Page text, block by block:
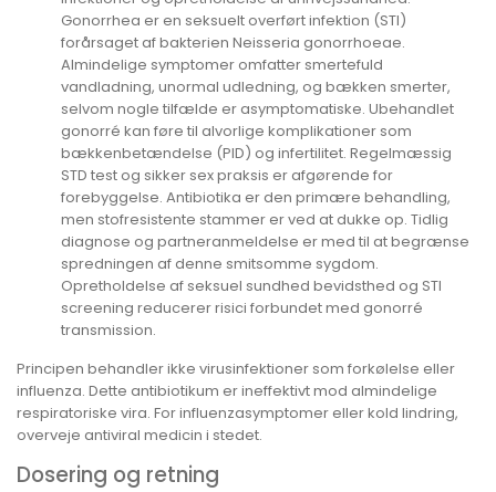
Gonorrhea er en seksuelt overført infektion (STI)
forårsaget af bakterien Neisseria gonorrhoeae.
Almindelige symptomer omfatter smertefuld
vandladning, unormal udledning, og bækken smerter,
selvom nogle tilfælde er asymptomatiske. Ubehandlet
gonorré kan føre til alvorlige komplikationer som
bækkenbetændelse (PID) og infertilitet. Regelmæssig
STD test og sikker sex praksis er afgørende for
forebyggelse. Antibiotika er den primære behandling,
men stofresistente stammer er ved at dukke op. Tidlig
diagnose og partneranmeldelse er med til at begrænse
spredningen af denne smitsomme sygdom.
Opretholdelse af seksuel sundhed bevidsthed og STI
screening reducerer risici forbundet med gonorré
transmission.
Principen behandler ikke virusinfektioner som forkølelse eller
influenza. Dette antibiotikum er ineffektivt mod almindelige
respiratoriske vira. For influenzasymptomer eller kold lindring,
overveje antiviral medicin i stedet.
Dosering og retning